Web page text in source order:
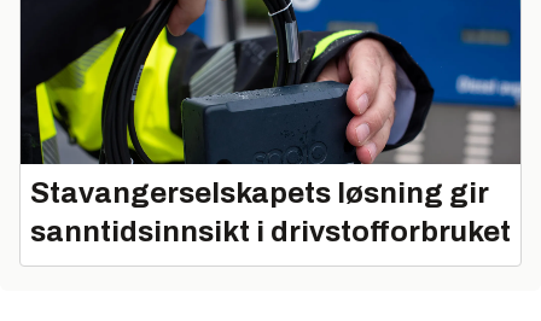
Stavangerselskapets løsning gir
sanntidsinnsikt i drivstofforbruket